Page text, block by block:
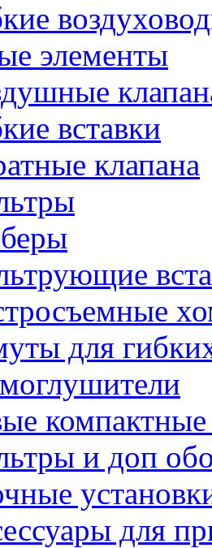
элементы
вставки
клапана
для
и доп
для